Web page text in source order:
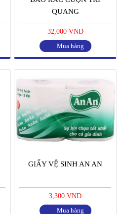
QUANG
32,000 VND
Mua hàng
GIẤY VỆ SINH AN AN
3,300 VND
Mua hàng